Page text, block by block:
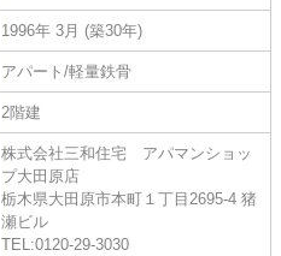
1996年 3月 (築30年)
アパート/軽量鉄骨
2階建
株式会社三和住宅 アパマンショッ
プ大田原店
栃木県大田原市本町１丁目2695-4 猪
瀬ビル
TEL:0120-29-3030